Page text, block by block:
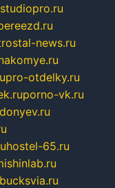
news.ru
pro-otdelky.ru
porno-vk.ru
hostel-65.ru